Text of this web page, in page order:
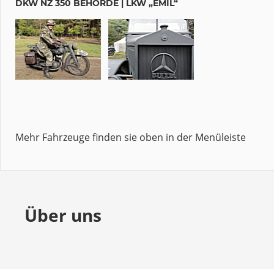
DKW NZ 350 BEHÖRDE | LKW „EMIL“
Mehr Fahrzeuge finden sie oben in der Menüleiste
Über uns